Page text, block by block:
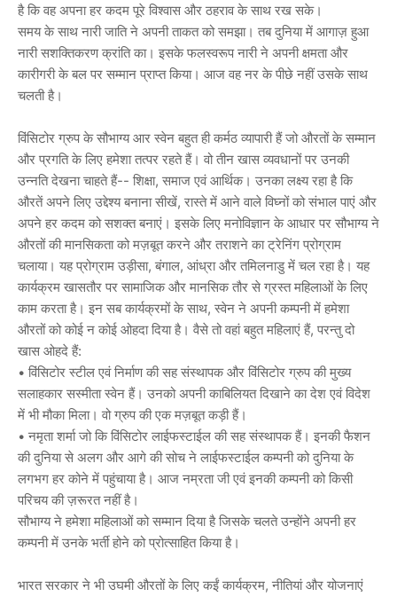
है कि वह अपना हर कदम पूरे विश्वास और ठहराव के साथ रख सके।
समय के साथ नारी जाति ने अपनी ताकत को समझा। तब दुनिया में आगाज़ हुआ
नारी सशक्तिकरण क्रांति का। इसके फलस्वरूप नारी ने अपनी क्षमता और
कारीगरी के बल पर सम्मान प्राप्त किया। आज वह नर के पीछे नहीं उसके साथ
चलती है।
विंसिटोर ग्रुप के सौभाग्य आर स्वेन बहुत ही कर्मठ व्यापारी हैं जो औरतों के सम्मान
और प्रगति के लिए हमेशा तत्पर रहते हैं। वो तीन खास व्यवधानों पर उनकी
उन्नति देखना चाहते हैं-- शिक्षा, समाज एवं आर्थिक। उनका लक्ष्य रहा है कि
औरतें अपने लिए उद्देश्य बनाना सीखें, रास्ते में आने वाले विघ्नों को संभाल पाएं और
अपने हर कदम को सशक्त बनाएं। इसके लिए मनोविज्ञान के आधार पर सौभाग्य ने
औरतों की मानसिकता को मज़बूत करने और तराशने का ट्रेनिंग प्रोग्राम
चलाया। यह प्रोग्राम उड़ीसा, बंगाल, आंध्रा और तमिलनाडु में चल रहा है। यह
कार्यक्रम खासतौर पर सामाजिक और मानसिक तौर से ग्रस्त महिलाओं के लिए
काम करता है। इन सब कार्यक्रमों के साथ, स्वेन ने अपनी कम्पनी में हमेशा
औरतों को कोई न कोई ओहदा दिया है। वैसे तो वहां बहुत महिलाएं हैं, परन्तु दो
खास ओहदे हैं:
• विंसिटोर स्टील एवं निर्माण की सह संस्थापक और विंसिटोर ग्रुप की मुख्य
सलाहकार सस्मीता स्वेन हैं। उनको अपनी काबिलियत दिखाने का देश एवं विदेश
में भी मौका मिला। वो ग्रुप की एक मज़बूत कड़ी हैं।
• नमृता शर्मा जो कि विंसिटोर लाईफस्टाईल की सह संस्थापक हैं। इनकी फैशन
की दुनिया से अलग और आगे की सोच ने लाईफस्टाईल कम्पनी को दुनिया के
लगभग हर कोने में पहुंचाया है। आज नम्रता जी एवं इनकी कम्पनी को किसी
परिचय की ज़रूरत नहीं है।
सौभाग्य ने हमेशा महिलाओं को सम्मान दिया है जिसके चलते उन्होंने अपनी हर
कम्पनी में उनके भर्ती होने को प्रोत्साहित किया है।
भारत सरकार ने भी उघमी औरतों के लिए क‌ईं कार्यक्रम, नीतियां और योजनाएं